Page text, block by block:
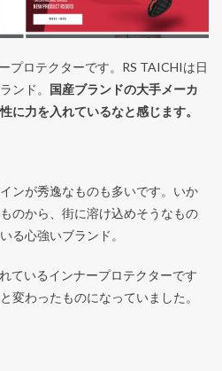
プロテクターです。RS TAICHIは日
ンド。 国産ブランドの大手メーカ
に力を入れているなと感じます。
ンが秀逸なものも多いです。いか
のから、街に溶け込めそうなもの
る心強いブランド。
ているインナープロテクターです
変わったものになっていました。